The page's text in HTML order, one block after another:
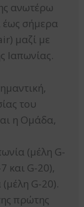
ανωτέρω
έως σήμερα
μαζί με
Ιαπωνίας.
του
η Ομάδα,
(μέλη G-
και G-20),
G-20).
πρώτης